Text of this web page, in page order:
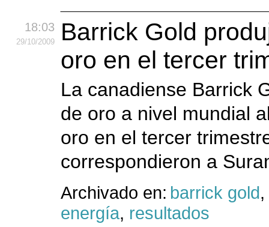
18:03
29/10/2009
Barrick Gold
oro en el tercer
La canadiense Barrick
de oro a nivel mundial
oro en el tercer
correspondieron a
Archivado en: barrick gold,
energía, resultados